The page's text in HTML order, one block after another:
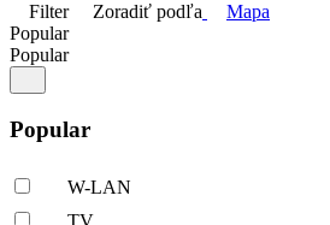
Filter
Zoradiť podľa
Mapa
Popular
Popular
Popular
W-LAN